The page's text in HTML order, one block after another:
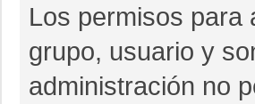
Los permisos para
grupo, usuario y
administración no